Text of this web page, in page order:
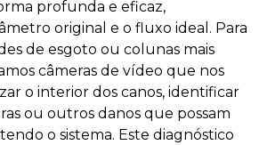
profunda e eficaz,
original e o fluxo ideal. Para
de esgoto ou colunas mais
câmeras de vídeo que nos
o interior dos canos, identificar
ou outros danos que possam
o sistema. Este diagnóstico